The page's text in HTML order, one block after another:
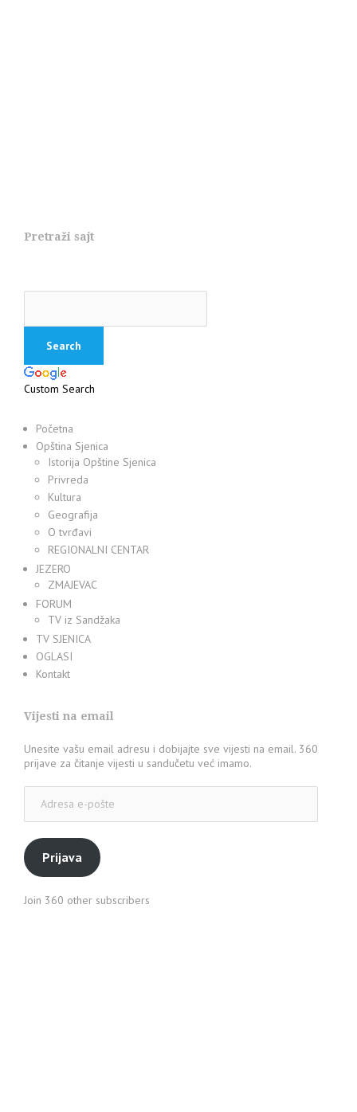
Pretraži sajt
Custom Search
Početna
Opština Sjenica
Istorija Opštine Sjenica
Privreda
Kultura
Geografija
O tvrđavi
REGIONALNI CENTAR
JEZERO
ZMAJEVAC
FORUM
TV iz Sandžaka
TV SJENICA
OGLASI
Kontakt
Vijesti na email
Unesite vašu email adresu i dobijajte sve vijesti na email. 360
prijave za čitanje vijesti u sandučetu već imamo.
pošte
Prijava
Join 360 other subscribers